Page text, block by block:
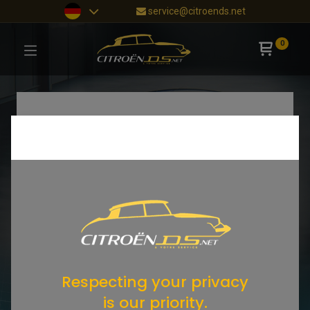
service@citroends.net
0
Respecting your privacy
is our priority.